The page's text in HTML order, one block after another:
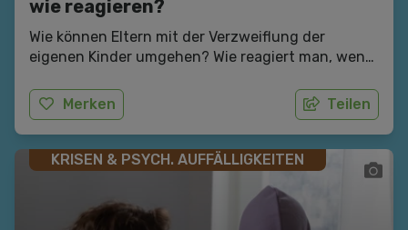
wie reagieren?
Wie können Eltern mit der Verzweiflung der
eigenen Kinder umgehen? Wie reagiert man, wenn
Merken
Teilen
KRISEN & PSYCH. AUFFÄLLIGKEITEN